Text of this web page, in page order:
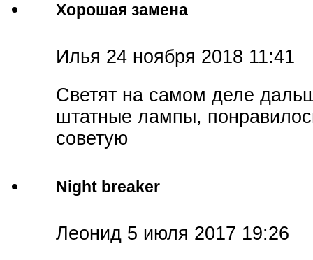
Хорошая замена
Илья 24 ноября 2018 11:41
Светят на самом деле
штатные лампы,
советую
Night breaker
Леонид 5 июля 2017 19:26